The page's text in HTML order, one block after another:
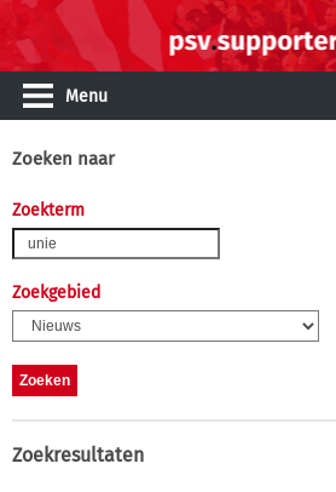
Menu
Zoeken naar
Zoekterm
Zoekgebied
Zoekresultaten